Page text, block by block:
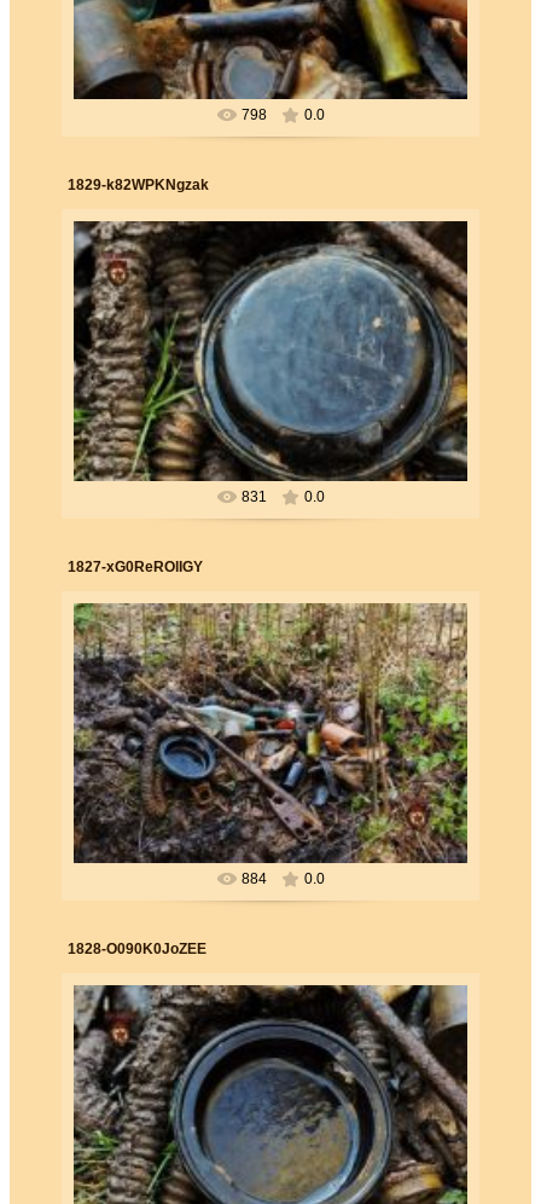
798 0.0
1829-k82WPKNgzak
26.06.2019
831 0.0
1827-xG0ReROlIGY
26.06.2019
Forester
884 0.0
1828-O090K0JoZEE
26.06.2019
Forester